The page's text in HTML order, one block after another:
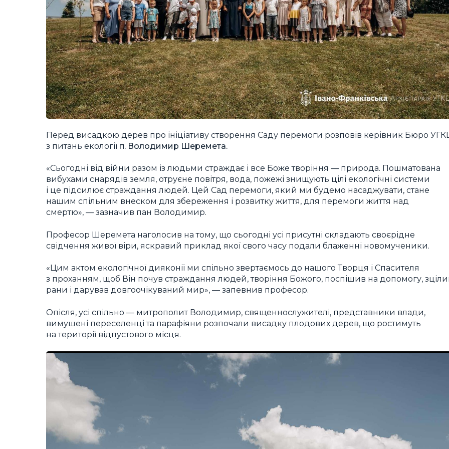
Перед висадкою дерев про ініціативу створення Саду перемоги розповів керівник Бюро
з питань екології п. Володимир Шеремета.
«Сьогодні від війни разом із людьми страждає і все Боже творіння — природа. Пошматована
вибухами снарядів земля, отруєне повітря, вода, пожежі знищують цілі екологічні системи
і це підсилює страждання людей. Цей Сад перемоги, який ми будемо насаджувати, стане
нашим спільним внеском для збереження і розвитку життя, для перемоги життя над
смертю», — зазначив пан Володимир.
Професор Шеремета наголосив на тому, що сьогодні усі присутні складають своєрідне
свідчення живої віри, яскравий приклад якої свого часу подали блаженні новомученики.
«Цим актом екологічної дияконії ми спільно звертаємось до нашого Творця і Спасителя
з проханням, щоб Він почув страждання людей, творіння Божого, поспішив на допомогу,
рани і дарував довгоочікуваний мир», — запевнив професор.
Опісля, усі спільно — митрополит Володимир, священнослужителі, представники влади,
вимушені переселенці та парафіяни розпочали висадку плодових дерев, що ростимуть
на території відпустового місця.